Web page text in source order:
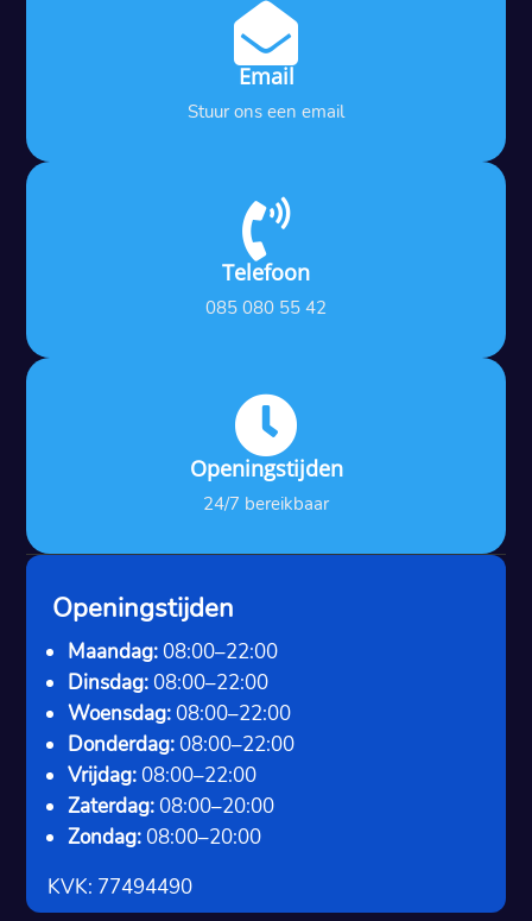

Email
Stuur ons een email

Telefoon
085 080 55 42

Openingstijden
24/7 bereikbaar
Openingstijden
Maandag: 08:00–22:00
Dinsdag: 08:00–22:00
Woensdag: 08:00–22:00
Donderdag: 08:00–22:00
Vrijdag: 08:00–22:00
Zaterdag: 08:00–20:00
Zondag: 08:00–20:00
KVK: 77494490